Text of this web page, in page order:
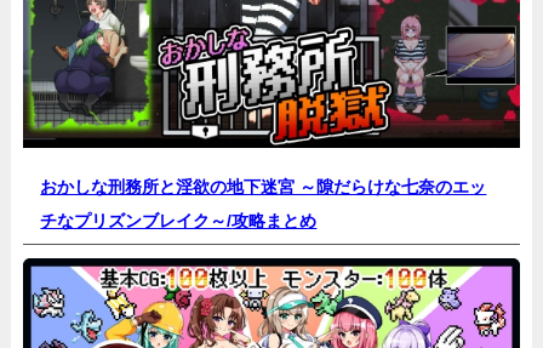
おかしな刑務所と淫欲の地下迷宮 ～隙だらけな七奈のエッ
チなプリズンブレイク～/攻略まとめ